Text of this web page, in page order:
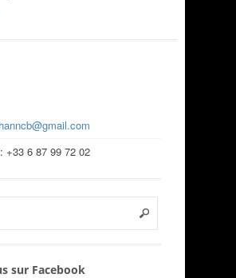
+33 6 87 99 72 02
sur Facebook